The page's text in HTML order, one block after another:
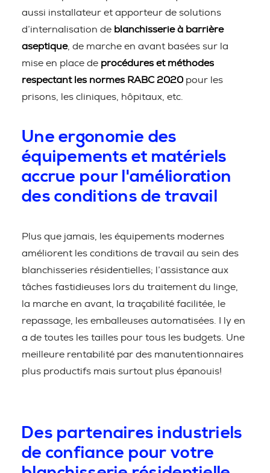
aussi installateur et apporteur de solutions
d’internalisation de blanchisserie à barrière
aseptique, de marche en avant basées sur la
mise en place de procédures et méthodes
respectant les normes RABC 2020 pour les
prisons, les cliniques, hôpitaux, etc.
Une ergonomie des
équipements et matériels
accrue pour l'amélioration
des conditions de travail
Plus que jamais, les équipements modernes
améliorent les conditions de travail au sein des
blanchisseries résidentielles; l’assistance aux
tâches fastidieuses lors du traitement du linge,
la marche en avant, la traçabilité facilitée, le
repassage, les emballeuses automatisées. I ly en
a de toutes les tailles pour tous les budgets. Une
meilleure rentabilité par des manutentionnaires
plus productifs mais surtout plus épanouis!
Des partenaires industriels
de confiance pour votre